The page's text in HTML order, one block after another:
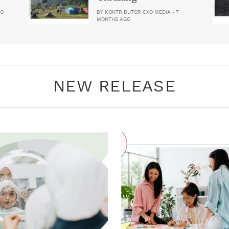
BY KONTRIBUTOR CXO MEDIA • 7
MONTHS AGO
NEW RELEASE